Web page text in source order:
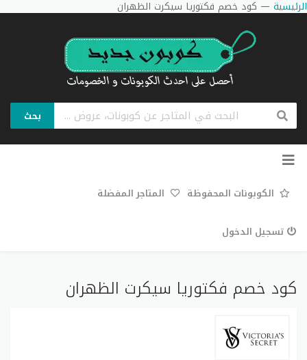
الرئيسية — كود خصم فكتوريا سيكرت الظهران
بحث
تخطي
الكوبونات المحفوظة المتاجر المفضلة
تسجيل الدخول
كود خصم فكتوريا سيكرت الظهران